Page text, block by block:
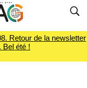
Retour de la newsletter
Bel été !